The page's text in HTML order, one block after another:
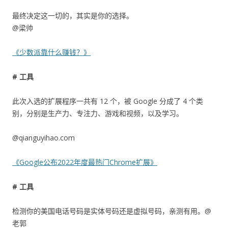
最终决定这一切的，其实是你的选择。
@梁帅
《少数派靠什么赚钱？》
# 工具
此次入选的扩展程序一共有 12 个，被 Google 分成了 4 个类
别，分别是生产力、专注力、游戏和视频，以及学习。
@qianguyihao.com
《Google公布2022年度最热门Chrome扩展》
# 工具
检测你的美国电话号码是实体号码还是虚拟号码，亲测有用。@
老郭